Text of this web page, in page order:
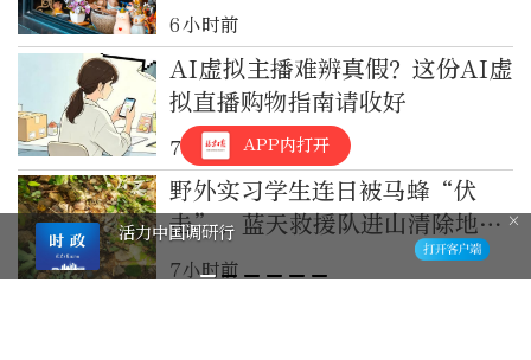
6小时前
AI虚拟主播难辨真假？这份AI虚
拟直播购物指南请收好
7小时前
野外实习学生连日被马蜂“伏
击”，蓝天救援队进山清除地下
蜂巢
7小时前
APP内打开
活力中国调研行